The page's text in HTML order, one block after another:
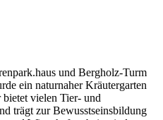
und Bergholz-Turm
ein naturnaher Kräutergarten
bietet vielen Tier- und
trägt zur Bewusstseinsbildung